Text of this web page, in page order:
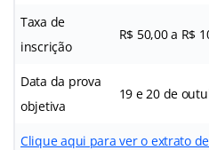
Taxa de
inscrição
R$ 50,00 a R$
Data da prova
objetiva
19 e 20 de
Clique aqui para ver o extrato